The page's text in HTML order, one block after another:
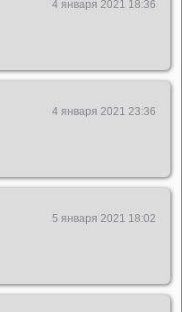
4 января 2021 18:36
4 января 2021 23:36
5 января 2021 18:02